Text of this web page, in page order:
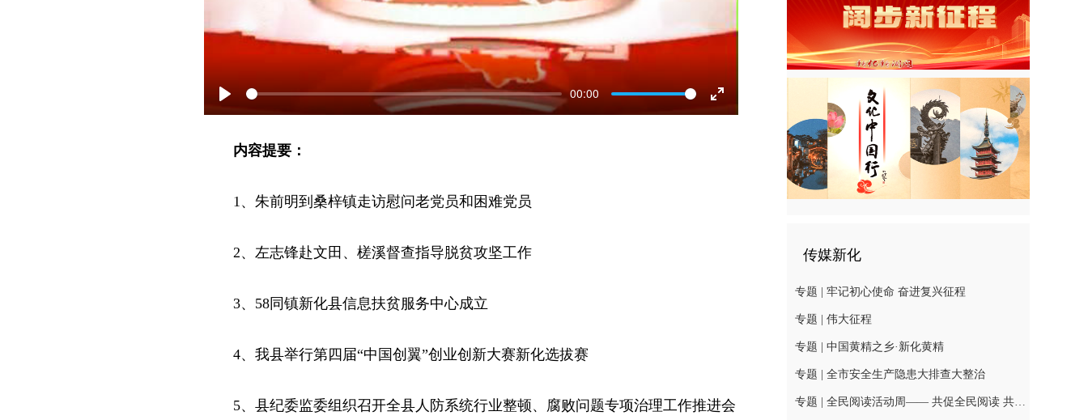
Play
00:00
Enter
内容提要：
1、朱前明到桑梓镇走访慰问老党员和困难党员
2、左志锋赴文田、槎溪督查指导脱贫攻坚工作
3、58同镇新化县信息扶贫服务中心成立
4、我县举行第四届“中国创翼”创业创新大赛新化选拔赛
5、县纪委监委组织召开全县人防系统行业整顿、腐败问题专项治理工作推进会
传媒新化
专题 | 牢记初心使命 奋进复兴征程
专题 | 伟大征程
专题 | 中国黄精之乡·新化黄精
专题 | 全市安全生产隐患大排查大整治
专题 | 全民阅读活动周—— 共促全民阅读 共建书香社会